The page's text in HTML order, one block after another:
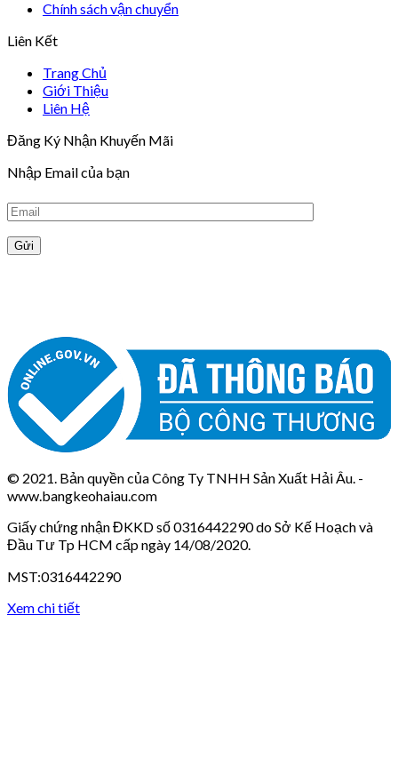
Chính sách vận chuyển
Liên Kết
Trang Chủ
Giới Thiệu
Liên Hệ
Đăng Ký Nhận Khuyến Mãi
Nhập Email của bạn
© 2021. Bản quyền của Công Ty TNHH Sản Xuất Hải Âu. -
www.bangkeohaiau.com
Giấy chứng nhận ĐKKD số 0316442290 do Sở Kế Hoạch và
Đầu Tư Tp HCM cấp ngày 14/08/2020.
MST:0316442290
Xem chi tiết